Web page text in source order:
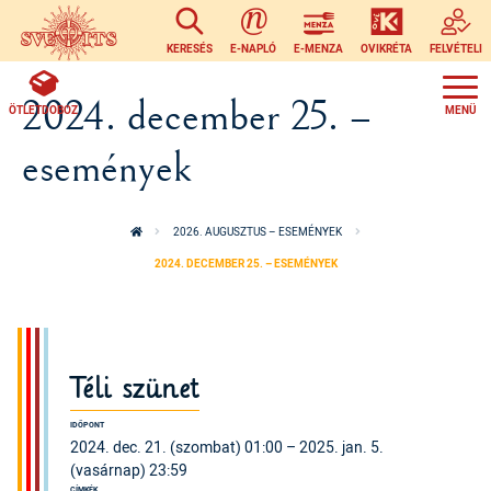
Ugrás a tartalomra
KERESÉS E-NAPLÓ E-MENZA OVIKRÉTA FELVÉTELI
ÖTLETDOBOZ
2024. december 25. –
események
2026. AUGUSZTUS – ESEMÉNYEK
2024. DECEMBER 25. – ESEMÉNYEK
Téli szünet
IDŐPONT
2024. dec. 21. (szombat) 01:00 – 2025. jan. 5.
(vasárnap) 23:59